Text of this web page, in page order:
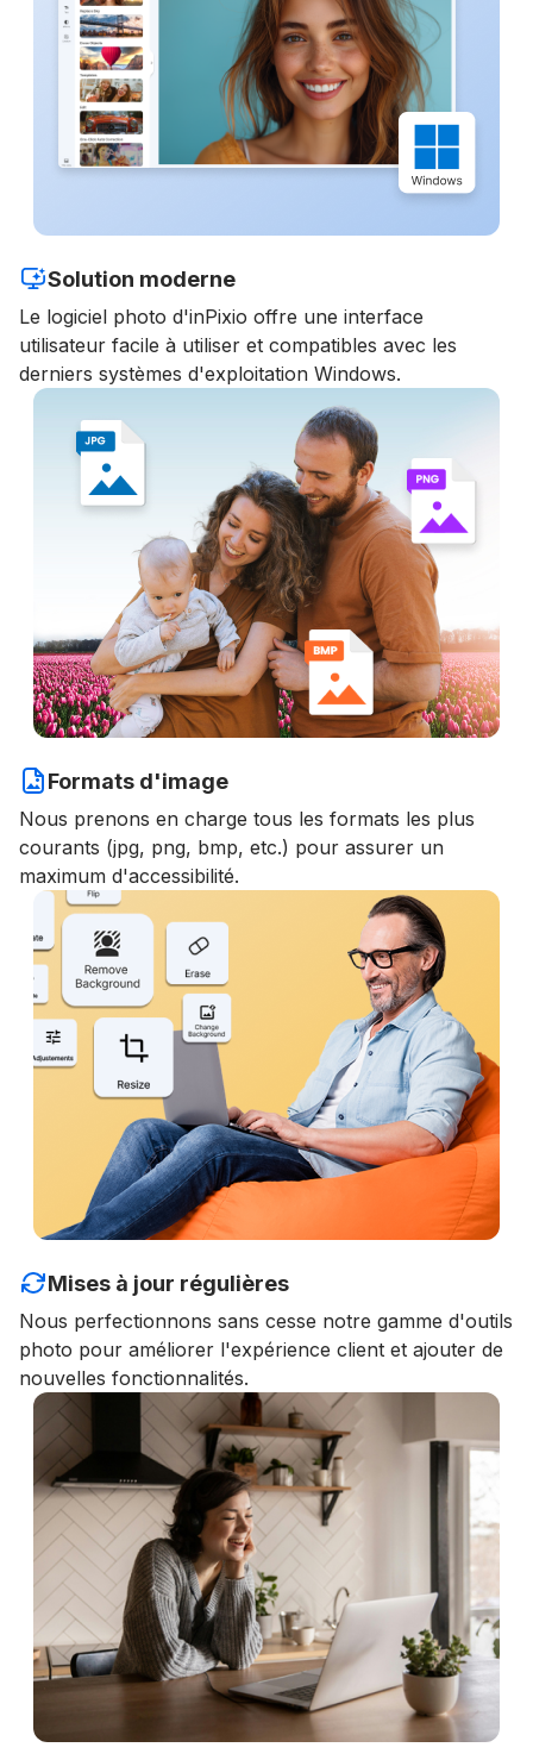
Solution moderne
Le logiciel photo d'inPixio offre une interface
utilisateur facile à utiliser et compatibles avec les
derniers systèmes d'exploitation Windows.
Formats d'image
Nous prenons en charge tous les formats les plus
courants (jpg, png, bmp, etc.) pour assurer un
maximum d'accessibilité.
Mises à jour régulières
Nous perfectionnons sans cesse notre gamme d'outils
photo pour améliorer l'expérience client et ajouter de
nouvelles fonctionnalités.